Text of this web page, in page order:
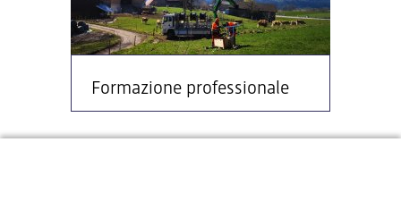
Formazione professionale